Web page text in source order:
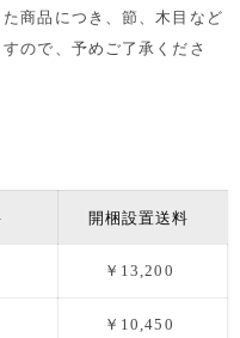
商品につき、節、木目など
ので、予めご了承くださ
開梱設置送料
￥13,200
￥10,450